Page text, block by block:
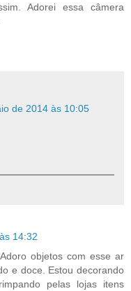
Adorei essa câmera
de 2014 às 10:05
14:32
objetos com esse ar
e doce. Estou decorando
pelas lojas itens